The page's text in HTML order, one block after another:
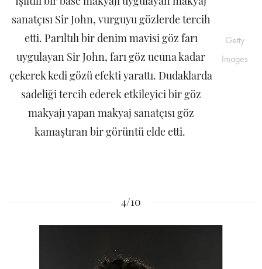
sanatçısı Sir John, vurguyu gözlerde tercih
etti. Parıltılı bir denim mavisi göz farı
uygulayan Sir John, farı göz ucuna kadar
çekerek kedi gözü efekti yarattı. Dudaklarda
sadeliği tercih ederek etkileyici bir göz
makyajı yapan makyaj sanatçısı göz
kamaştıran bir görüntü elde etti.
Getty
Images
4/10